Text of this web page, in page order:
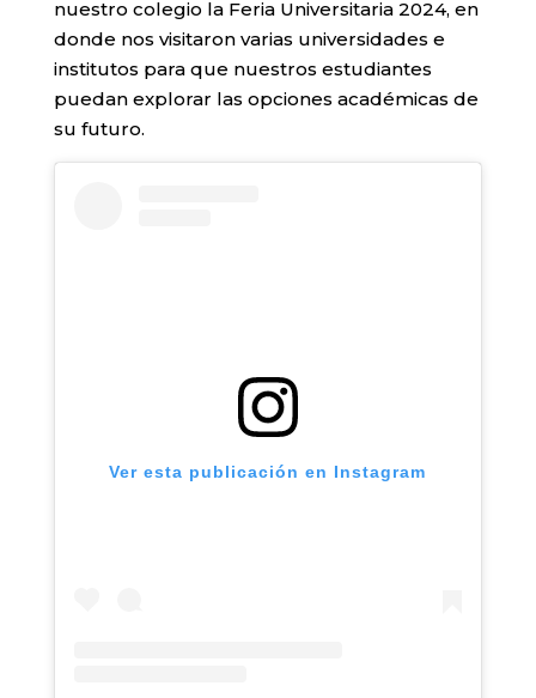
nuestro colegio la Feria Universitaria 2024, en
donde nos visitaron varias universidades e
institutos para que nuestros estudiantes
puedan explorar las opciones académicas de
su futuro.
Ver esta publicación en Instagram